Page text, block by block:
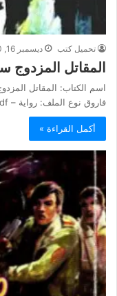
تحميل كتب ديسمبر 16, 2020
المقاتل المزدوج
اسم الكتاب: المقاتل
فاروق نوع الملف: رواية – pdf حجم الكتاب: 7.37…
أكمل القراءة »